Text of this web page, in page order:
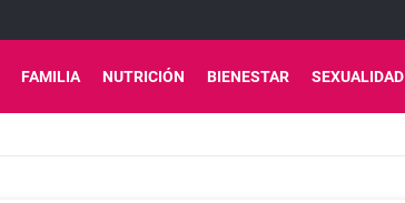
FAMILIA NUTRICIÓN BIENESTAR SEXUALIDAD